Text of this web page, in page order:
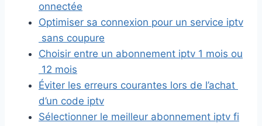
onnectée
Optimiser sa connexion pour un service iptv
sans coupure
Choisir entre un abonnement iptv 1 mois ou
12 mois
Éviter les erreurs courantes lors de l’achat
d’un code iptv
Sélectionner le meilleur abonnement iptv fi